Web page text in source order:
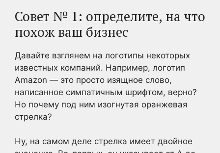
Совет № 1: определите, на что
похож ваш бизнес
Давайте взглянем на логотипы некоторых
известных компаний. Например, логотип
Amazon — это просто изящное слово,
написанное симпатичным шрифтом, верно?
Но почему под ним изогнутая оранжевая
стрелка?
Ну, на самом деле стрелка имеет двойное